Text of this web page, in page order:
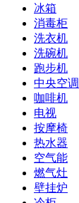
冰箱
消毒柜
洗衣机
洗碗机
跑步机
中央空调
咖啡机
电视
按摩椅
热水器
空气能
燃气灶
壁挂炉